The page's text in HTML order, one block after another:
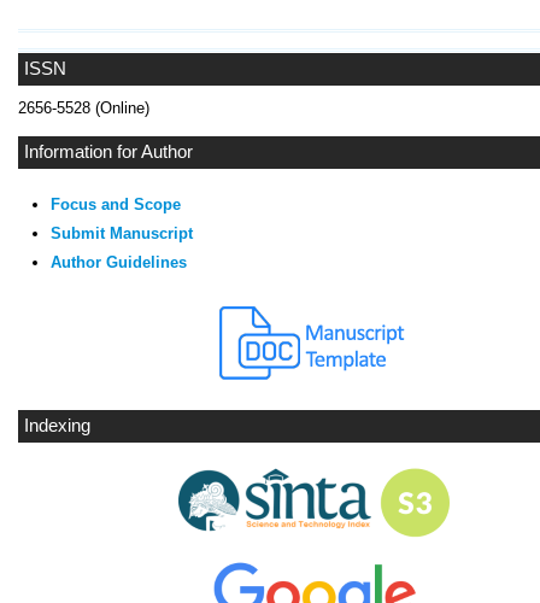
ISSN
2656-5528 (Online)
Information for Author
Focus and Scope
Submit Manuscript
Author Guidelines
Indexing